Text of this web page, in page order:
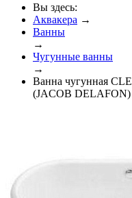
Вы здесь:
Аквакера →
Ванны
→
Чугунные ванны
→
Ванна чугунная
(JACOB DELAFON)